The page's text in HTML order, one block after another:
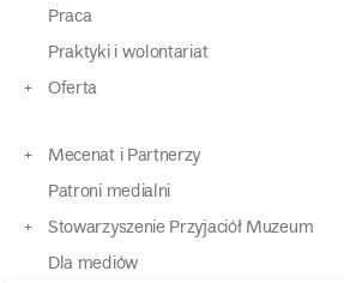
Praca
Praktyki i wolontariat
Oferta
Mecenat i Partnerzy
Patroni medialni
Stowarzyszenie Przyjaciół Muzeum
Dla mediów